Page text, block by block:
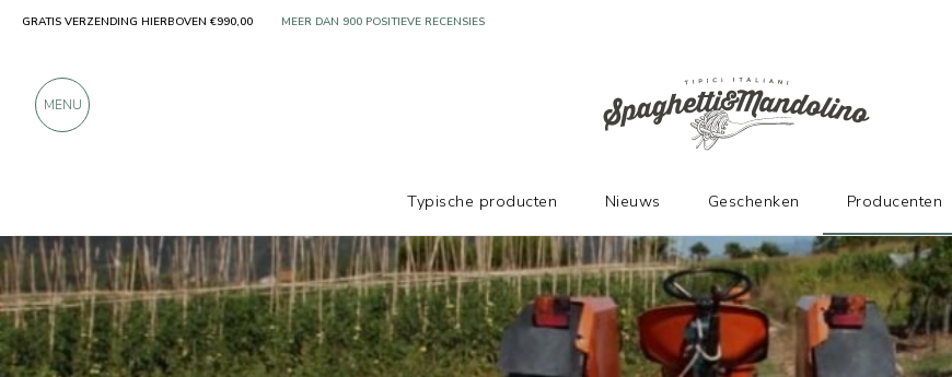
Producenten Urselli Food
GRATIS VERZENDING HIERBOVEN €990,00 ALLEEN PRODUCTEN VAN UITSTEKENDE FABRIKANTEN
MENU
Typische producten Nieuws Geschenken Producenten